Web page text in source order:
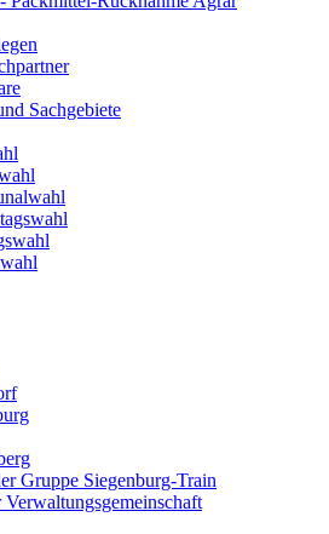
Sachgebiete
Gruppe Siegenburg-Train
Verwaltungsgemeinschaft